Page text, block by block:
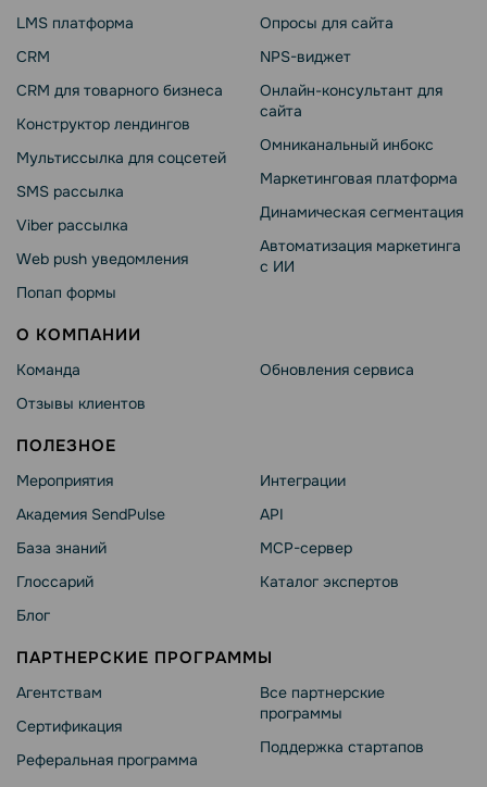
LMS платформа
CRM
CRM для товарного бизнеса
Конструктор лендингов
Мультиссылка для соцсетей
SMS рассылка
Viber рассылка
Web push уведомления
Попап формы
Опросы для сайта
NPS-виджет
Онлайн-консультант для
сайта
Омниканальный инбокс
Маркетинговая платформа
Динамическая сегментация
Автоматизация маркетинга
с ИИ
О КОМПАНИИ
Команда
Отзывы клиентов
Обновления сервиса
ПОЛЕЗНОЕ
Мероприятия
Академия SendPulse
База знаний
Глоссарий
Блог
Интеграции
API
MCP-сервер
Каталог экспертов
ПАРТНЕРСКИЕ ПРОГРАММЫ
Агентствам
Сертификация
Реферальная программа
Все партнерские
программы
Поддержка стартапов